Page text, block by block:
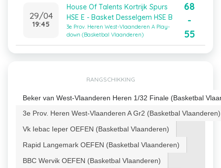
29/04
19:45
House Of Talents Kortrijk Spurs
HSE E - Basket Desselgem HSE B
3e Prov. Heren West-Vlaanderen A Play-
down (Basketbal Vlaanderen)
68
-
55
RANGSCHIKKING
Beker van West-Vlaanderen Heren 1/32 Finale (Basketbal
3e Prov. Heren West-Vlaanderen A Gr2 (Basketbal Vlaanderen)
Vk Iebac Ieper OEFEN (Basketbal Vlaanderen)
Rapid Langemark OEFEN (Basketbal Vlaanderen)
BBC Wervik OEFEN (Basketbal Vlaanderen)